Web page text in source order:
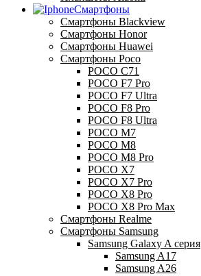
Смартфоны
Смартфоны Blackview
Смартфоны Honor
Смартфоны Huawei
Смартфоны Poco
POCO C71
POCO F7 Pro
POCO F7 Ultra
POCO F8 Pro
POCO F8 Ultra
POCO M7
POCO M8
POCO M8 Pro
POCO X7
POCO X7 Pro
POCO X8 Pro
POCO X8 Pro Max
Смартфоны Realme
Смартфоны Samsung
Samsung Galaxy A серия
Samsung A17
Samsung A26